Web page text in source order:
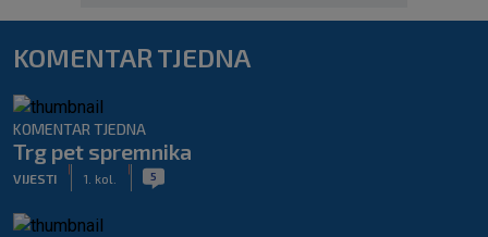
KOMENTAR TJEDNA
KOMENTAR TJEDNA
Trg pet spremnika
VIJESTI 1. kol. 5